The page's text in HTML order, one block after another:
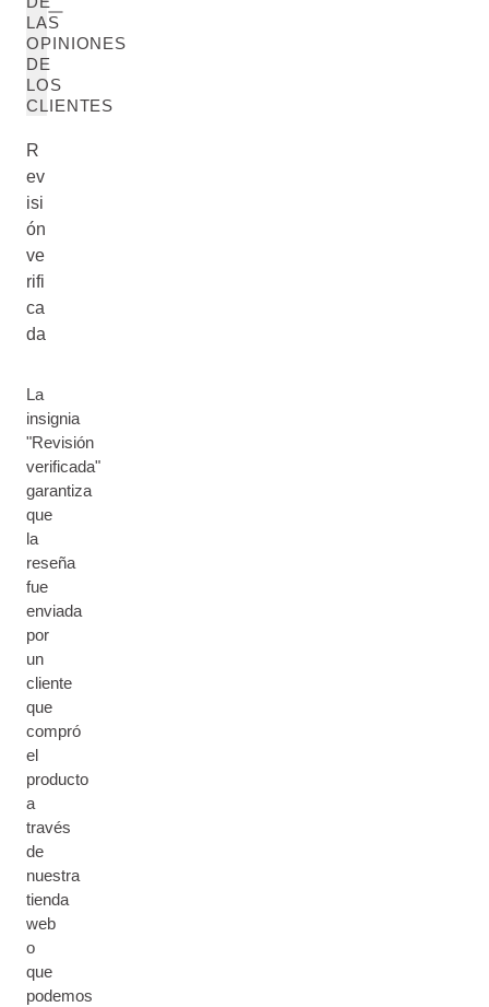
LAS
OPINIONES
DE
LOS
CLIENTES
R
ev
isi
ón
ve
rifi
ca
da
La
insignia
"Revisión
verificada"
garantiza
que
la
reseña
fue
enviada
por
un
cliente
que
compró
el
producto
a
través
de
nuestra
tienda
web
o
que
podemos